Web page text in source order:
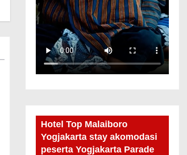
Hotel Top Malaiboro
Yogjakarta stay akomodasi
peserta Yogjakarta Parade